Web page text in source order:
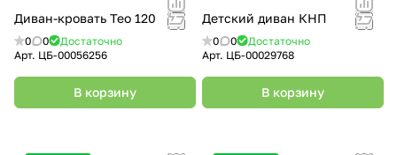
Диван-кровать Тео 120
0 0
Достаточно
Арт. ЦБ-00056256
В корзину
Детский диван КНП
0 0
Достаточно
Арт. ЦБ-00029768
В корзину